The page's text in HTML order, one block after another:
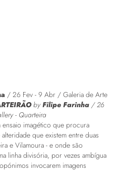
/ 26 Fev - 9 Abr / Galeria de Arte
byFilipe Farinha / 26
- Quarteira
imagético que procura
que existem entre duas
e Vilamoura - e onde são
linha divisória, por vezes ambígua
invocarem imagens